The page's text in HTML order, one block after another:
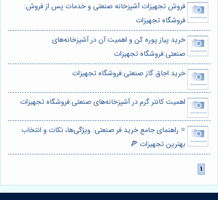
فروش تجهیزات آشپزخانه صنعتی و خدمات پس از فروش:
فروشگاه تجهیزات
خرید پیاز پوره کن و اهمیت آن در آشپزخانه‌های
صنعتی:فروشگاه تجهیزات
خرید اجاق گاز صنعتی:فروشگاه تجهیزات
اهمیت کانتر گرم در آشپزخانه‌های صنعتی:فروشگاه تجهیزات
⭐️ راهنمای جامع خرید فر صنعتی: ویژگی‌ها، نکات و انتخاب
بهترین تجهیزات 🍕